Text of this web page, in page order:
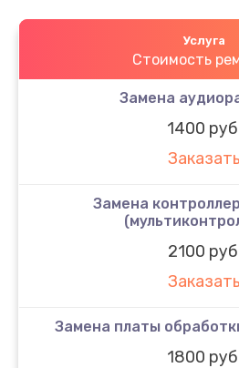
Услуга
Стоимость
Замена
1400
Заказать
Замена
2100
Заказать
Замена платы
1800